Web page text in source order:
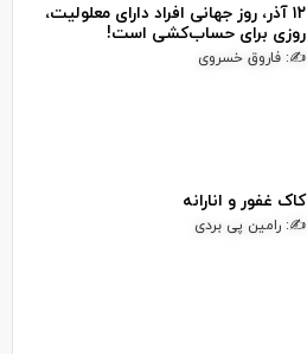
۱۲ آذر، روز جهانی افراد دارای معلولیت،
روزی برای حساب‌کشی است!
✍: فاروق خسروی
کاک غفور و انارانه
✍: رامین پی بردی